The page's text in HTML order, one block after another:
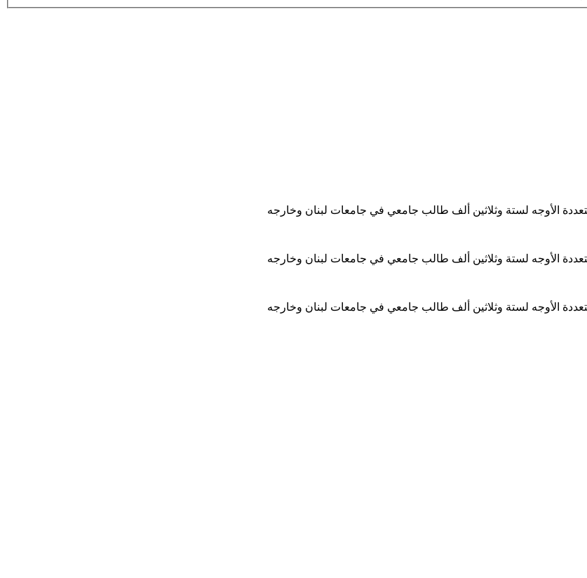
الأوجه لستة وثلاثين ألف طالب جامعي في جامعات لبنان وخارجه
الأوجه لستة وثلاثين ألف طالب جامعي في جامعات لبنان وخارجه
الأوجه لستة وثلاثين ألف طالب جامعي في جامعات لبنان وخارجه